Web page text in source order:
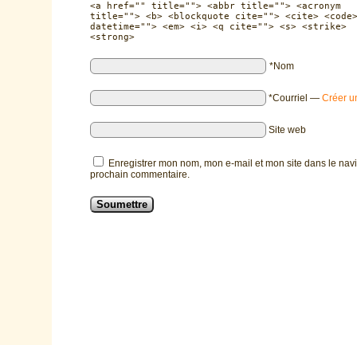
<a href="" title=""> <abbr title=""> <acronym
title=""> <b> <blockquote cite=""> <cite>
datetime=""> <em> <i> <q cite=""> <s> <strike>
<strong>
*Nom
*Courriel — Créer
Site web
Enregistrer mon nom, mon e-mail et mon site dans le
prochain commentaire.